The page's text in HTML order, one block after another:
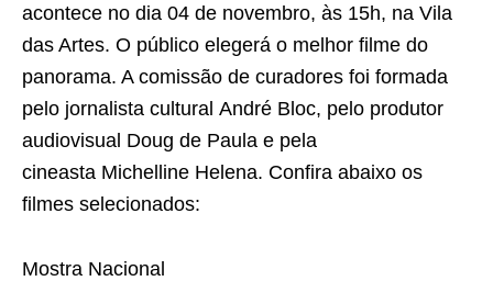
acontece no dia 04 de novembro, às 15h, na Vila
das Artes. O público elegerá o melhor filme do
panorama. A comissão de curadores foi formada
pelo jornalista cultural André Bloc, pelo produtor
audiovisual Doug de Paula e pela
cineasta Michelline Helena. Confira abaixo os
filmes selecionados:
Mostra Nacional